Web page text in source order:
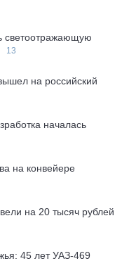
светоотражающую
13
на российский
началась
на конвейере
на 20 тысяч рублей
45 лет УАЗ-469